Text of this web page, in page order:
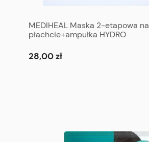
MEDIHEAL Maska 2-etapowa na
płachcie+ampułka HYDRO
28,00 zł